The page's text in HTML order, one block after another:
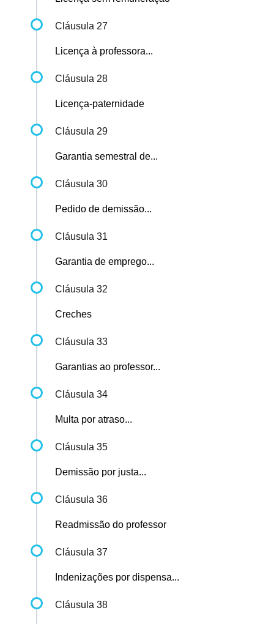
Cláusula 27
Licença à professora...
Cláusula 28
Licença-paternidade
Cláusula 29
Garantia semestral de...
Cláusula 30
Pedido de demissão...
Cláusula 31
Garantia de emprego...
Cláusula 32
Creches
Cláusula 33
Garantias ao professor...
Cláusula 34
Multa por atraso...
Cláusula 35
Demissão por justa...
Cláusula 36
Readmissão do professor
Cláusula 37
Indenizações por dispensa...
Cláusula 38